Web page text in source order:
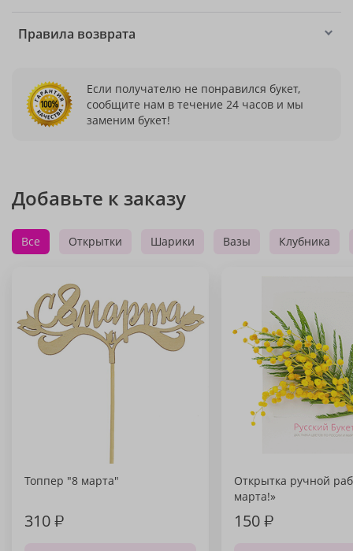
Правила возврата
Если получателю не понравился букет,
сообщите нам в течение 24 часов и мы
заменим букет!
Добавьте к заказу
Все Открытки Шарики Вазы Клубника
Топпер "8 марта"
310₽
Открытка ручной
марта!»
150₽